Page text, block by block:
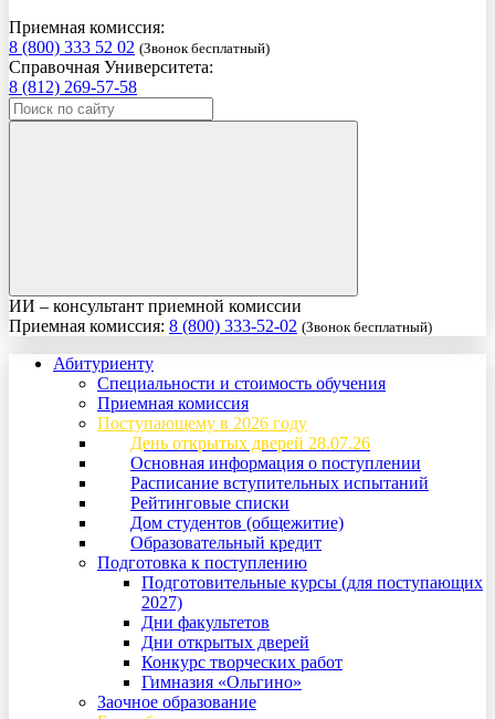
Приемная комиссия:
8 (800) 333 52 02 (Звонок бесплатный)
Справочная Университета:
8 (812) 269-57-58
ИИ – консультант приемной комиссии
Приемная комиссия: 8 (800) 333-52-02 (Звонок бесплатный)
Абитуриенту
Специальности и стоимость обучения
Приемная комиссия
Поступающему в 2026 году
День открытых дверей 28.07.26
Основная информация о поступлении
Расписание вступительных испытаний
Рейтинговые списки
Дом студентов (общежитие)
Образовательный кредит
Подготовка к поступлению
Подготовительные курсы (для поступающих
2027)
Дни факультетов
Дни открытых дверей
Конкурс творческих работ
Гимназия «Ольгино»
Заочное образование